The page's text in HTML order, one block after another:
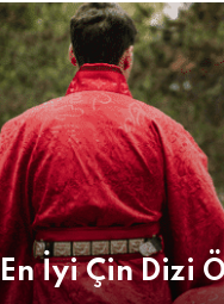
En İyi Çin Dizi